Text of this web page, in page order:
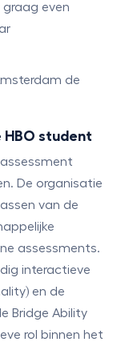
graag even
de
student
De organisatie
van de
assessments.
interactieve
en de
Bridge Ability
rol binnen het